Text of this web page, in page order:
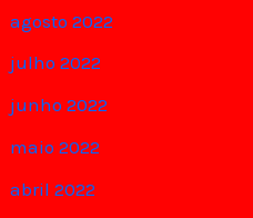
agosto 2022
julho 2022
junho 2022
maio 2022
abril 2022